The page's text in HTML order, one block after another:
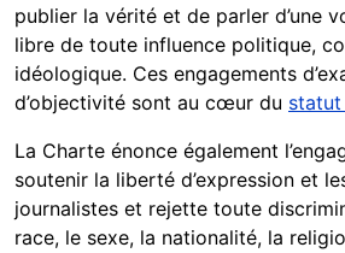
publier la vérité et de parler d’une
libre de toute influence politique,
idéologique. Ces engagements
d’objectivité sont au cœur du
La Charte énonce également
soutenir la liberté d’expression et
journalistes et rejette toute
race, le sexe, la nationalité, la